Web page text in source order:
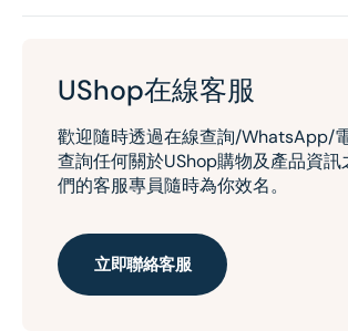
UShop在線客服
歡迎隨時透過在線查詢/WhatsApp/
查詢任何關於UShop購物及產品資訊
們的客服專員隨時為你效名。
立即聯絡客服